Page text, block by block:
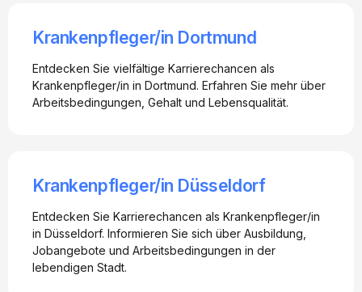
Krankenpfleger/in Dortmund
Entdecken Sie vielfältige Karrierechancen als
Krankenpfleger/in in Dortmund. Erfahren Sie mehr über
Arbeitsbedingungen, Gehalt und Lebensqualität.
Krankenpfleger/in Düsseldorf
Entdecken Sie Karrierechancen als Krankenpfleger/in
in Düsseldorf. Informieren Sie sich über Ausbildung,
Jobangebote und Arbeitsbedingungen in der
lebendigen Stadt.